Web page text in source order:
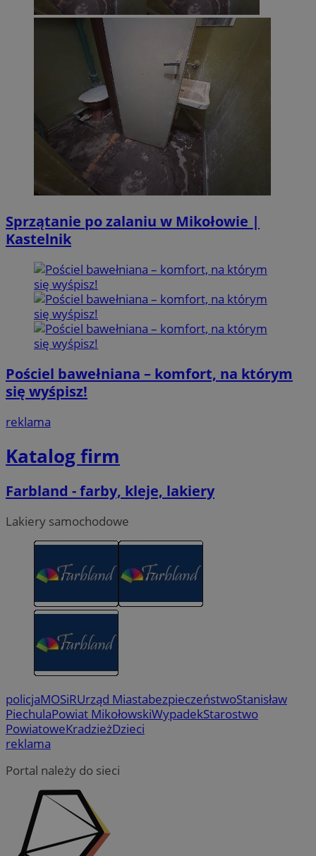
Sprzątanie po zalaniu w Mikołowie |
Kastelnik
Pościel bawełniana – komfort, na którym
się wyśpisz!
reklama
Katalog firm
Farbland - farby, kleje, lakiery
Lakiery samochodowe
policjaMOSiRUrząd MiastabezpieczeństwoStanisław
PiechulaPowiat MikołowskiWypadekStarostwo
PowiatoweKradzieżDzieci
reklama
Portal należy do sieci